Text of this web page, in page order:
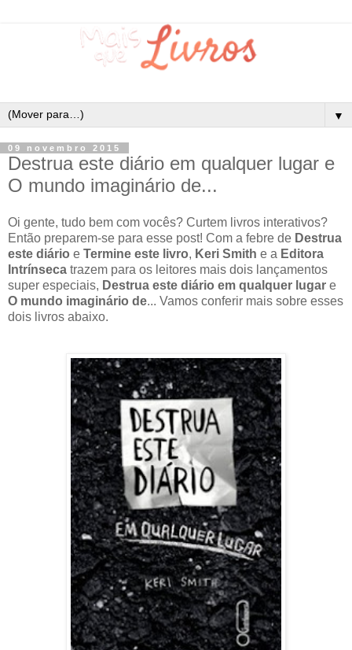
▼
09 novembro 2015
Destrua este diário em qualquer lugar e
O mundo imaginário de...
Oi gente, tudo bem com vocês? Curtem livros interativos?
Então preparem-se para esse post! Com a febre de Destrua
este diário e Termine este livro, Keri Smith e a Editora
Intrínseca trazem para os leitores mais dois lançamentos
super especiais, Destrua este diário em qualquer lugar e
O mundo imaginário de... Vamos conferir mais sobre esses
dois livros abaixo.